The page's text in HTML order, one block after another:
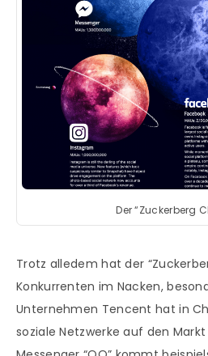
Der “Zuckerberg
Trotz alledem hat der
Konkurrenten im Nacken,
Unternehmen Tencent hat in
soziale Netzwerke auf den